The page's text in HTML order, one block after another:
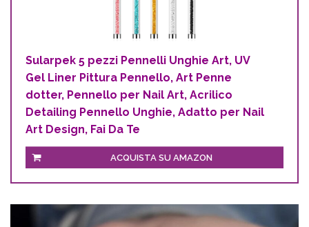
Sularpek 5 pezzi Pennelli Unghie Art, UV
Gel Liner Pittura Pennello, Art Penne
dotter, Pennello per Nail Art, Acrilico
Detailing Pennello Unghie, Adatto per Nail
Art Design, Fai Da Te
ACQUISTA SU AMAZON